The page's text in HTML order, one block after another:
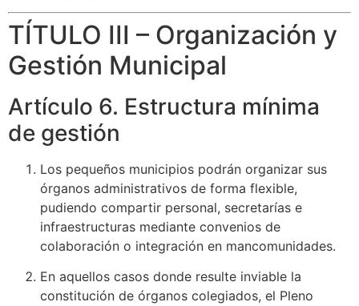
TÍTULO III – Organización y
Gestión Municipal
Artículo 6. Estructura mínima
de gestión
Los pequeños municipios podrán organizar sus
órganos administrativos de forma flexible,
pudiendo compartir personal, secretarías e
infraestructuras mediante convenios de
colaboración o integración en mancomunidades.
En aquellos casos donde resulte inviable la
constitución de órganos colegiados, el Pleno